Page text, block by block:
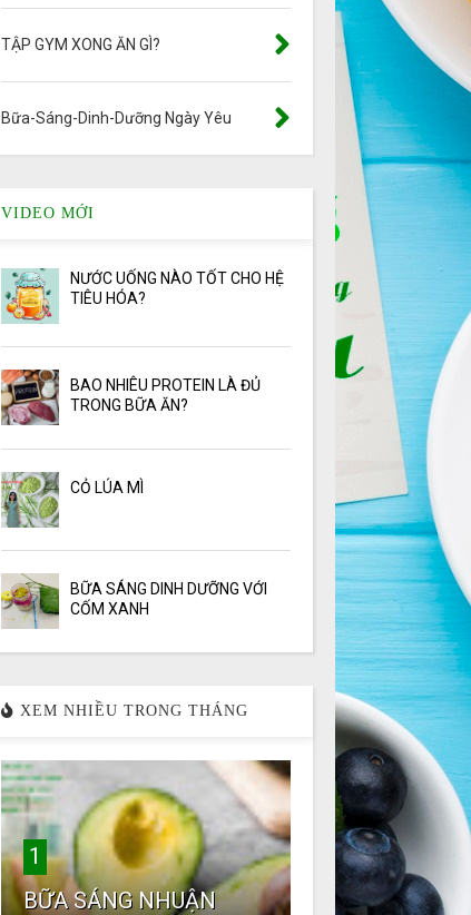
TẬP GYM XONG ĂN GÌ?
Bữa-Sáng-Dinh-Dưỡng Ngày Yêu
VIDEO MỚI
NƯỚC UỐNG NÀO TỐT CHO HỆ
TIÊU HÓA?
BAO NHIÊU PROTEIN LÀ ĐỦ
TRONG BỮA ĂN?
CỎ LÚA MÌ
BỮA SÁNG DINH DƯỠNG VỚI
CỐM XANH
XEM NHIỀU TRONG THÁNG
1
BỮA SÁNG NHUẬN